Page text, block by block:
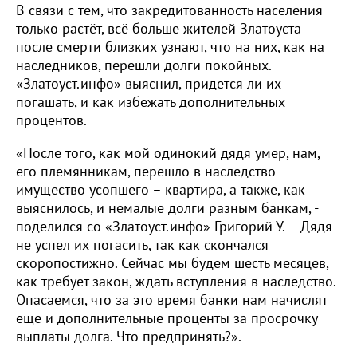
В связи с тем, что закредитованность населения
только растёт, всё больше жителей Златоуста
после смерти близких узнают, что на них, как на
наследников, перешли долги покойных.
«Златоуст.инфо» выяснил, придется ли их
погашать, и как избежать дополнительных
процентов.
«После того, как мой одинокий дядя умер, нам,
его племянникам, перешло в наследство
имущество усопшего – квартира, а также, как
выяснилось, и немалые долги разным банкам, -
поделился со «Златоуст.инфо» Григорий У. – Дядя
не успел их погасить, так как скончался
скоропостижно. Сейчас мы будем шесть месяцев,
как требует закон, ждать вступления в наследство.
Опасаемся, что за это время банки нам начислят
ещё и дополнительные проценты за просрочку
выплаты долга. Что предпринять?».